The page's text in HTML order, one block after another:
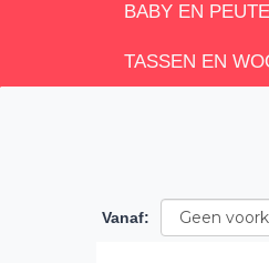
BABY EN
TASSEN EN
Vanaf: